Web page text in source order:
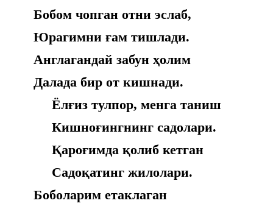
Бобом чопган отни эслаб,
Юрагимни ғам тишлади.
Англагандай забун ҳолим
Далада бир от кишнади.
Ёлғиз тулпор, менга таниш
Кишноғингнинг садолари.
Қароғимда қолиб кетган
Садоқатинг жилолари.
Боболарим етаклаган